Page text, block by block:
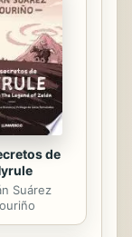
y
físico
una guía
activar
de
Suárez